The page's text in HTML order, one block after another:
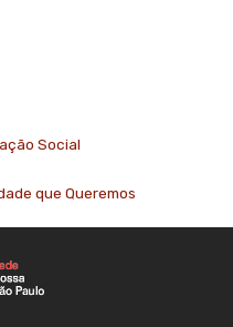
Social
que Queremos